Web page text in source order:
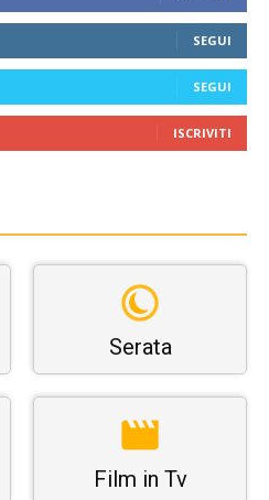
SEGUI
SEGUI
ISCRIVITI
Serata
Film in Tv